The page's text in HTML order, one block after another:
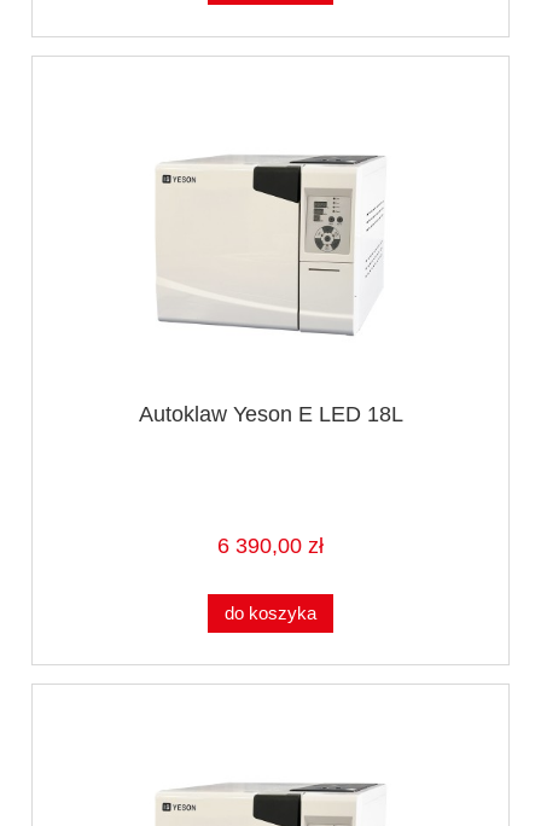
Autoklaw Yeson E LED 18L
6 390,00 zł
do koszyka